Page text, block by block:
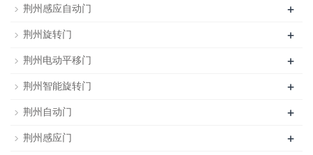
荆州感应自动门 +
荆州旋转门 +
荆州电动平移门 +
荆州智能旋转门 +
荆州自动门 +
荆州感应门 +